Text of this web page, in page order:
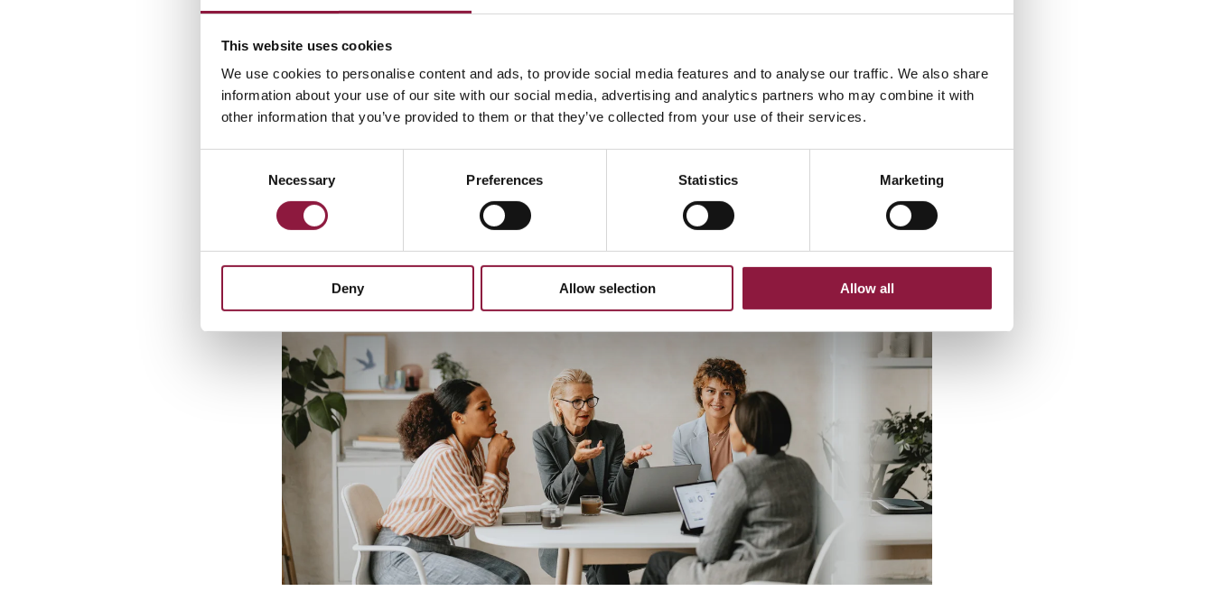
This website uses cookies
We use cookies to personalise content and ads, to provide social media features and to analyse our traffic. We also share
information about your use of our site with our social media, advertising and analytics partners who may combine it with
other information that you’ve provided to them or that they’ve collected from your use of their services.
e
Necessary Preferences Statistics Marketing
Deny Allow selection Allow all
motstånd, särskilt från medarbetaresom oroar sigöver hanterbarhet,
kostnader eller kompatibilitet med befintliga system.